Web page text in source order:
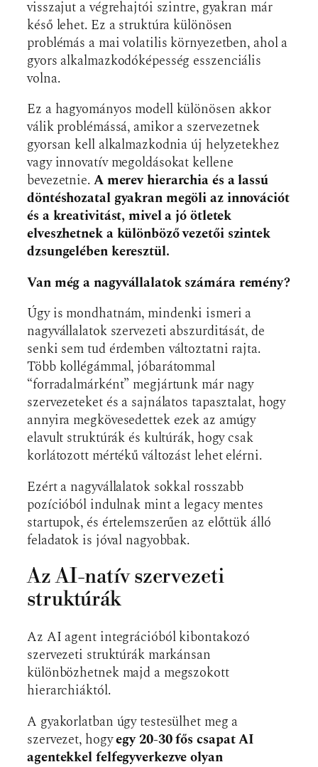
visszajut a végrehajtói szintre, gyakran már
késő lehet. Ez a struktúra különösen
problémás a mai volatilis környezetben, ahol a
gyors alkalmazkodóképesség esszenciális
volna.
Ez a hagyományos modell különösen akkor
válik problémássá, amikor a szervezetnek
gyorsan kell alkalmazkodnia új helyzetekhez
vagy innovatív megoldásokat kellene
bevezetnie. A merev hierarchia és a lassú
döntéshozatal gyakran megöli az innovációt
és a kreativitást, mivel a jó ötletek
elveszhetnek a különböző vezetői szintek
dzsungelében keresztül.
Van még a nagyvállalatok számára remény?
Úgy is mondhatnám, mindenki ismeri a
nagyvállalatok szervezeti abszurditását, de
senki sem tud érdemben változtatni rajta.
Több kollégámmal, jóbarátommal
“forradalmárként” megjártunk már nagy
szervezeteket és a sajnálatos tapasztalat, hogy
annyira megkövesedettek ezek az amúgy
elavult struktúrák és kultúrák, hogy csak
korlátozott mértékű változást lehet elérni.
Ezért a nagyvállalatok sokkal rosszabb
pozícióból indulnak mint a legacy mentes
startupok, és értelemszerűen az előttük álló
feladatok is jóval nagyobbak.
Az AI-natív szervezeti
struktúrák
Az AI agent integrációból kibontakozó
szervezeti struktúrák markánsan
különbözhetnek majd a megszokott
hierarchiáktól.
A gyakorlatban úgy testesülhet meg a
szervezet, hogyegy 20-30 fős csapat AI
agentekkel felfegyverkezve olyan